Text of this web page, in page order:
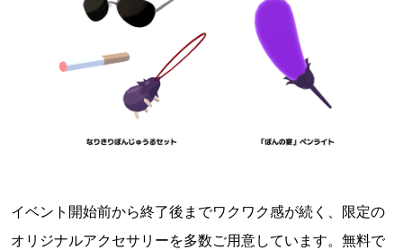
イベント開始前から終了後までワクワク感が続く、限定の
オリジナルアクセサリーを多数ご用意しています。無料で